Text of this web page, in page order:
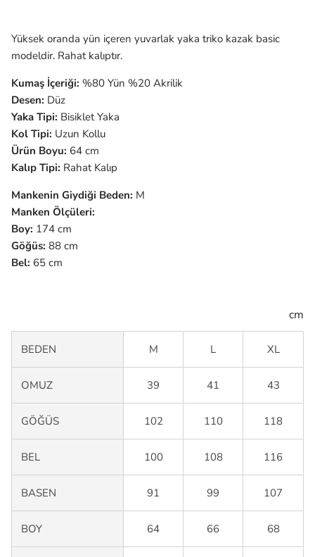
Yüksek oranda yün içeren yuvarlak yaka triko kazak basic
modeldir. Rahat kalıptır.
Kumaş İçeriği: %80 Yün %20 Akrilik
Desen: Düz
Yaka Tipi: Bisiklet Yaka
Kol Tipi: Uzun Kollu
Ürün Boyu: 64 cm
Kalıp Tipi: Rahat Kalıp
Mankenin Giydiği Beden: M
Manken Ölçüleri:
Boy: 174 cm
Göğüs: 88 cm
Bel: 65 cm
cm
BEDEN M L XL
OMUZ 39 41 43
GÖĞÜS 102 110 118
BEL 100 108 116
BASEN 91 99 107
BOY 64 66 68